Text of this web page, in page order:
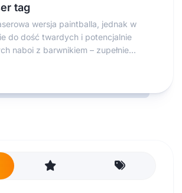
tag
wersja paintballa, jednak w
do dość twardych i potencjalnie
naboi z barwnikiem – zupełnie...